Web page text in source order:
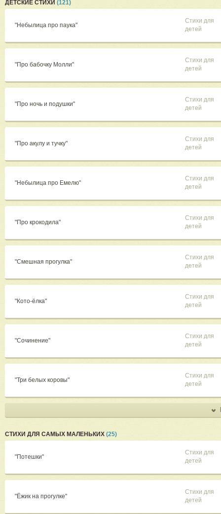
ДЕТСКИЕ СТИХИ (121)
"Небылица про паука"
Стихи для
детей
"Про бабочку Молли"
Стихи для
детей
"Про ночь и подушки"
Стихи для
детей
"Про акулу и тучку"
Стихи для
детей
"Небылица про Емелю"
Стихи для
детей
"Про крокодила"
Стихи для
детей
"Смешная прогулка"
Стихи для
детей
"Кото-ёлка"
Стихи для
детей
"Сочинение"
Стихи для
детей
"Три белых коровы"
Стихи для
детей
СТИХИ ДЛЯ САМЫХ МАЛЕНЬКИХ (25)
"Потешки"
Стихи для
детей
"Ёжик на прогулке"
Стихи для
детей